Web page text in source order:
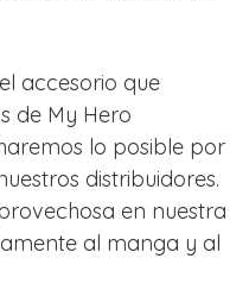
accesorio que
de My Hero
lo posible por
distribuidores.
en nuestra
al manga y al